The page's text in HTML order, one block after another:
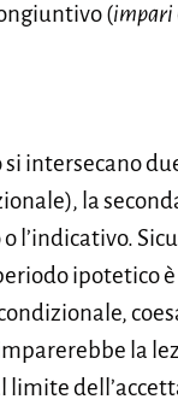
(impari
intersecano
la
l’indicativo.
ipotetico
la
limite